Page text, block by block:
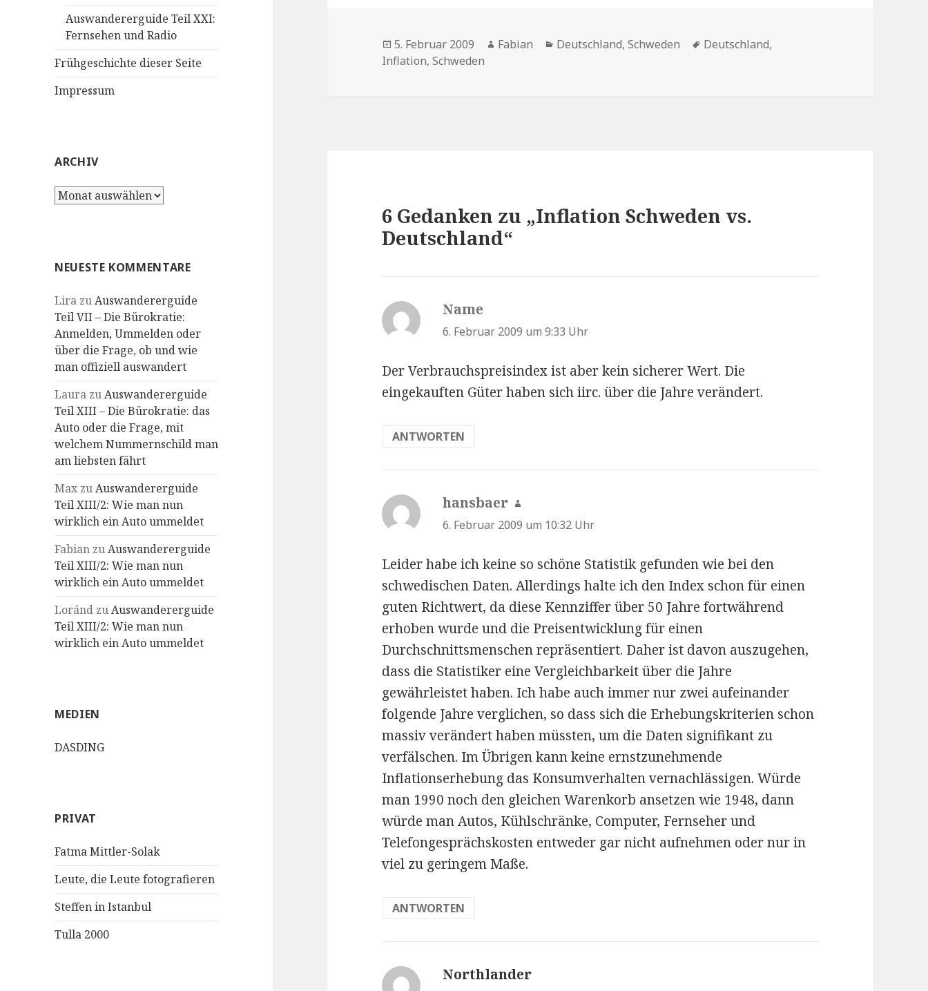
Auswandererguide Teil XXI:
Fernsehen und Radio
Frühgeschichte dieser Seite
Impressum
ARCHIV
Archiv
NEUESTE KOMMENTARE
Lira zuAuswandererguide
Teil VII – Die Bürokratie:
Anmelden, Ummelden oder
über die Frage, ob und wie
man offiziell auswandert
Laura zuAuswandererguide
Teil XIII – Die Bürokratie: das
Auto oder die Frage, mit
welchem Nummernschild man
am liebsten fährt
Max zuAuswandererguide
Teil XIII/2: Wie man nun
wirklich ein Auto ummeldet
Fabian zuAuswandererguide
Teil XIII/2: Wie man nun
wirklich ein Auto ummeldet
Loránd zuAuswandererguide
Teil XIII/2: Wie man nun
wirklich ein Auto ummeldet
MEDIEN
DASDING
PRIVAT
Fatma Mittler-Solak
Leute, die Leute fotografieren
Steffen in Istanbul
Tulla 2000
Veröffentlicht
am
5. Februar 2009 Autor
Fabian Kategorien
Deutschland,Schweden Schlagwörter
Deutschland,
Inflation,Schweden
6 Gedanken zu „Inflation Schweden vs.
Deutschland“
Name
6. Februar 2009 um 9:33 Uhr
Der Verbrauchspreisindex ist aber kein sicherer Wert. Die
eingekauften Güter haben sich iirc. über die Jahre verändert.
ANTWORTEN
hansbaer sagt:
6. Februar 2009 um 10:32 Uhr
Leider habe ich keine so schöne Statistik gefunden wie bei den
schwedischen Daten. Allerdings halte ich den Index schon für einen
guten Richtwert, da diese Kennziffer über 50 Jahre fortwährend
erhoben wurde und die Preisentwicklung für einen
Durchschnittsmenschen repräsentiert. Daher ist davon auszugehen,
dass die Statistiker eine Vergleichbarkeit über die Jahre
gewährleistet haben. Ich habe auch immer nur zwei aufeinander
folgende Jahre verglichen, so dass sich die Erhebungskriterien schon
massiv verändert haben müssten, um die Daten signifikant zu
verfälschen. Im Übrigen kann keine ernstzunehmende
Inflationserhebung das Konsumverhalten vernachlässigen. Würde
man 1990 noch den gleichen Warenkorb ansetzen wie 1948, dann
würde man Autos, Kühlschränke, Computer, Fernseher und
Telefongesprächskosten entweder gar nicht aufnehmen oder nur in
viel zu geringem Maße.
ANTWORTEN
Northlander